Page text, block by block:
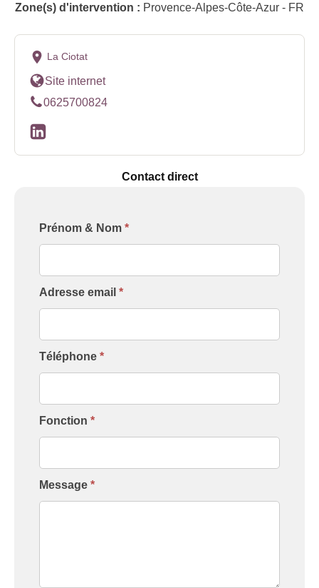
Zone(s) d'intervention : Provence-Alpes-Côte-Azur - FR
La Ciotat
Site internet
0625700824
Contact direct
Formulaire
[Contact
Prénom & Nom *
Adresse email *
Téléphone *
Fonction *
Message *